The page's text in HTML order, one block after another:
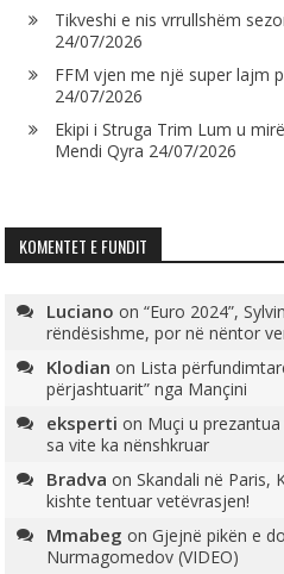
Tikveshi e nis vrrullshëm
24/07/2026
FFM vjen me një super lajm
24/07/2026
Ekipi i Struga Trim Lum u
Mendi Qyra 24/07/2026
KOMENTET E FUNDIT
Luciano on“Euro 2024”,
rëndësishme, por në nëntor
Klodian on Lista
përjashtuarit” nga Mançini
eksperti on Muçi u
sa vite ka nënshkruar
Bradva onSkandali në Paris,
kishte tentuar vetëvrasjen!
Mmabeg onGjejnë pikën e
Nurmagomedov (VIDEO)